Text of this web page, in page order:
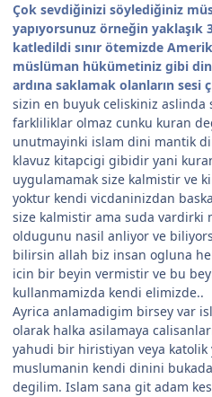
Çok sevdiğinizi söylediğiniz
yapıyorsunuz örneğin
katledildi sınır ötemizde
müslüman hükümetiniz gibi
ardına saklamak olanların sesi
sizin en buyuk celiskiniz
farkliliklar olmaz cunku kuran
unutmayinki islam dini mantik
klavuz kitapcigi gibidir yani
uygulamamak size kalmistir ve
yoktur kendi vicdaninizdan
size kalmistir ama suda vardirki
oldugunu nasil anliyor ve
bilirsin allah biz insan ogluna
icin bir beyin vermistir ve bu
kullanmamizda kendi elimizde..
Ayrica anlamadigim birsey var
olarak halka asilamaya
yahudi bir hiristiyan veya
muslumanin kendi dinini
degilim. Islam sana git adam